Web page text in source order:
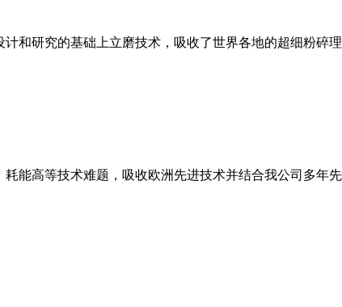
和研究的基础上立磨技术，吸收了世界各地的超细粉碎
能高等技术难题，吸收欧洲先进技术并结合我公司多年